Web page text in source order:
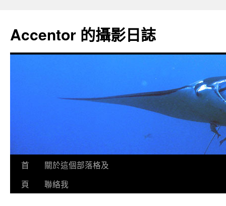
Accentor 的攝影日誌
首
頁
關於這個部落格及
聯絡我